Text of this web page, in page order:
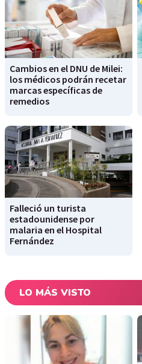
Cambios en el DNU de Milei:
los médicos podrán recetar
marcas específicas de
remedios
Falleció un turista
estadounidense por
malaria en el Hospital
Fernández
LO MÁS VISTO